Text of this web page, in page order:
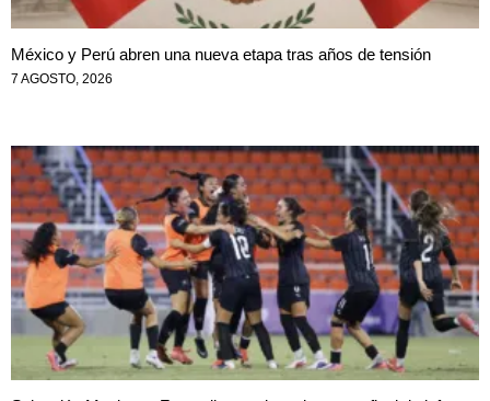
México y Perú abren una nueva etapa tras años de tensión
7 AGOSTO, 2026